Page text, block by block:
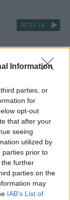
Information
parties, or
for
opt-out
that after your
seeing
utilized by
parties prior to
further
parties on the
may
IAB’s List of
00:21:19
00:00:30
moterų ir